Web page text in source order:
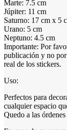
Marte: 7.5 cm
Júpiter: 11 cm
Saturno: 17 cm x 5
Urano: 5 cm
Neptuno: 4.5 cm
Importante: Por
publicación y no
real de los stickers.
Uso:
Perfectos para
cualquier espacio
Quedo a las